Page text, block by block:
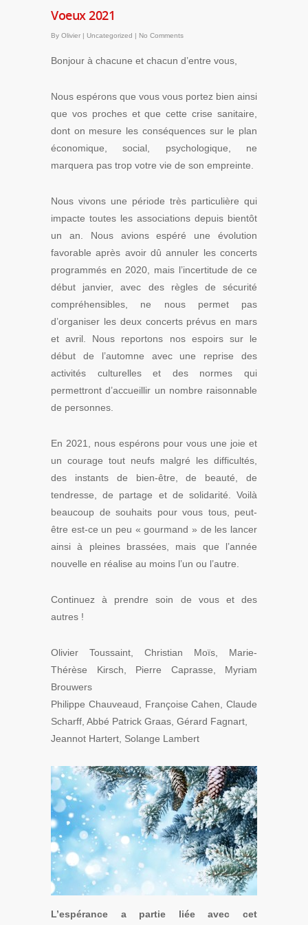
Voeux 2021
By Olivier | Uncategorized | No Comments
Bonjour à chacune et chacun d’entre vous,
Nous espérons que vous vous portez bien ainsi
que vos proches et que cette crise sanitaire,
dont on mesure les conséquences sur le plan
économique, social, psychologique, ne
marquera pas trop votre vie de son empreinte.
Nous vivons une période très particulière qui
impacte toutes les associations depuis bientôt
un an. Nous avions espéré une évolution
favorable après avoir dû annuler les concerts
programmés en 2020, mais l’incertitude de ce
début janvier, avec des règles de sécurité
compréhensibles, ne nous permet pas
d’organiser les deux concerts prévus en mars
et avril. Nous reportons nos espoirs sur le
début de l’automne avec une reprise des
activités culturelles et des normes qui
permettront d’accueillir un nombre raisonnable
de personnes.
En 2021, nous espérons pour vous une joie et
un courage tout neufs malgré les difficultés,
des instants de bien-être, de beauté, de
tendresse, de partage et de solidarité. Voilà
beaucoup de souhaits pour vous tous, peut-
être est-ce un peu « gourmand » de les lancer
ainsi à pleines brassées, mais que l’année
nouvelle en réalise au moins l’un ou l’autre.
Continuez à prendre soin de vous et des
autres !
Olivier Toussaint, Christian Moïs, Marie-
Thérèse Kirsch, Pierre Caprasse, Myriam
Brouwers
Philippe Chauveaud, Françoise Cahen, Claude
Scharff, Abbé Patrick Graas, Gérard Fagnart,
Jeannot Hartert, Solange Lambert
L’espérance a partie liée avec cet